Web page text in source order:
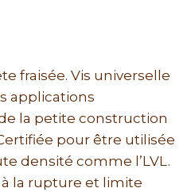
fraisée. Vis universelle
applications
la petite construction
pour être utilisée
densité comme l’LVL.
la rupture et limite